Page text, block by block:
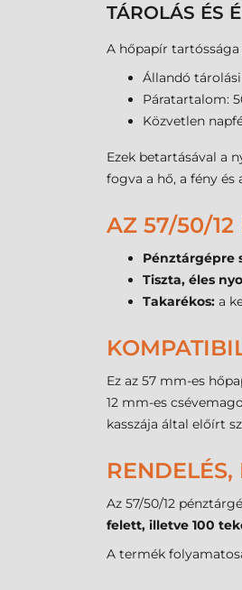
TÁROLÁS ÉS
A hőpapír
Állandó tárolási
Páratartalom:
Közvetlen
Ezek betartásával a
fogva a hő, a fény
AZ 57/50/12
Pénztárgépre
Tiszta, éles
Takarékos: a
Ez az 57 mm-es
12 mm-es
kasszája által előírt
Az 57/50/12
felett, illetve 100
A termék